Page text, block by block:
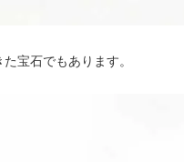
宝石でもあります。